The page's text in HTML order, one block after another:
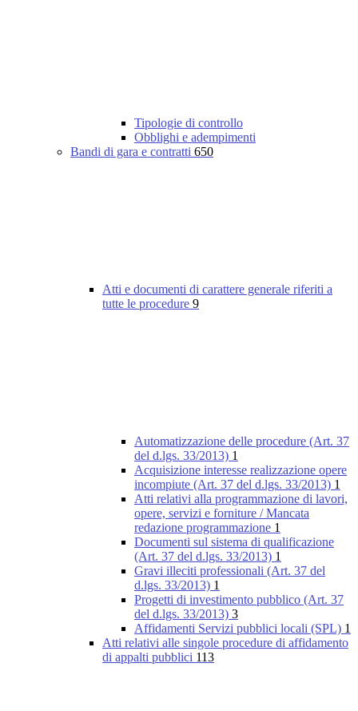
Tipologie di controllo
Obblighi e adempimenti
Bandi di gara e contratti 650
Atti e documenti di carattere generale riferiti a
tutte le procedure 9
Automatizzazione delle procedure (Art. 37
del d.lgs. 33/2013) 1
Acquisizione interesse realizzazione opere
incompiute (Art. 37 del d.lgs. 33/2013) 1
Atti relativi alla programmazione di lavori,
opere, servizi e forniture / Mancata
redazione programmazione 1
Documenti sul sistema di qualificazione
(Art. 37 del d.lgs. 33/2013) 1
Gravi illeciti professionali (Art. 37 del
d.lgs. 33/2013) 1
Progetti di investimento pubblico (Art. 37
del d.lgs. 33/2013) 3
Affidamenti Servizi pubblici locali (SPL) 1
Atti relativi alle singole procedure di affidamento
di appalti pubblici 113